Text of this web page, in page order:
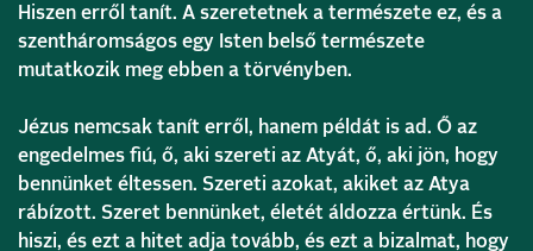
Hiszen erről tanít. A szeretetnek a természete ez, és a
szentháromságos egy Isten belső természete
mutatkozik meg ebben a törvényben.
Jézus nemcsak tanít erről, hanem példát is ad. Ő az
engedelmes fiú, ő, aki szereti az Atyát, ő, aki jön, hogy
bennünket éltessen. Szereti azokat, akiket az Atya
rábízott. Szeret bennünket, életét áldozza értünk. És
hiszi, és ezt a hitet adja tovább, és ezt a bizalmat, hogy